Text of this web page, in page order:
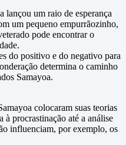
lançou um raio de esperança
um pequeno empurrãozinho,
pode encontrar o
do positivo e do negativo para
determina o caminho
Samayoa.
colocaram suas teorias
à procrastinação até a análise
influenciam, por exemplo, os